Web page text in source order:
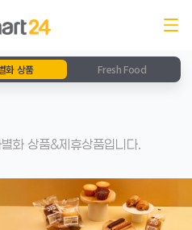
화 상품 Fresh Food
화 상품&제휴상품입니다.